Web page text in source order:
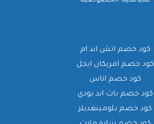
كود خصم اتش اند ام
كود خصم امريكان ايجل
كود خصم اناس
كود خصم باث اند بودي
كود خصم بلومينغديلز